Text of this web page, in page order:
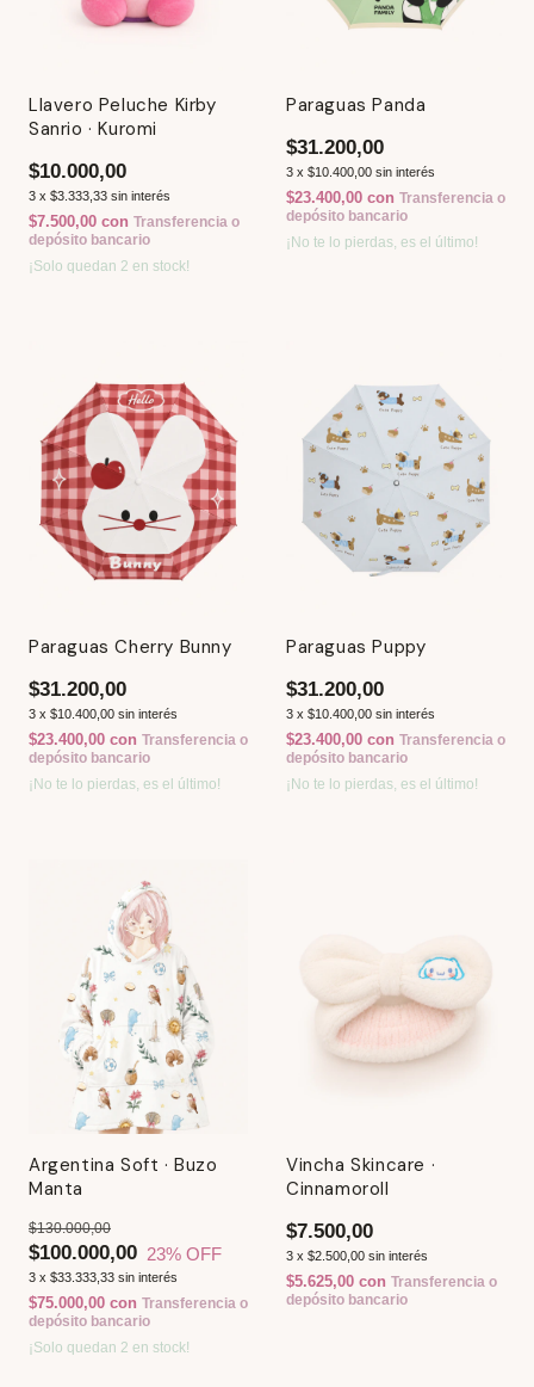
Llavero Peluche Kirby
Sanrio · Kuromi
$10.000,00
3 x $3.333,33 sin interés
$7.500,00 con Transferencia o
depósito bancario
¡Solo quedan 2 en stock!
Paraguas Panda
$31.200,00
3 x $10.400,00 sin interés
$23.400,00 con Transferencia o
depósito bancario
¡No te lo pierdas, es el último!
Paraguas Cherry Bunny
$31.200,00
3 x $10.400,00 sin interés
$23.400,00 con Transferencia o
depósito bancario
¡No te lo pierdas, es el último!
Paraguas Puppy
$31.200,00
3 x $10.400,00 sin interés
$23.400,00 con Transferencia o
depósito bancario
¡No te lo pierdas, es el último!
Argentina Soft · Buzo
Manta
$100.000,00
$130.000,00
23% OFF
3 x $33.333,33 sin interés
$75.000,00 con Transferencia o
depósito bancario
¡Solo quedan 2 en stock!
Vincha Skincare ·
Cinnamoroll
$7.500,00
3 x $2.500,00 sin interés
$5.625,00 con Transferencia o
depósito bancario